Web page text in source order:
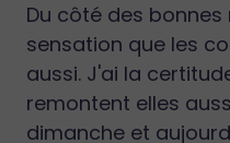
Du côté des bonnes
sensation que les
aussi. J'ai la
remontent elles
dimanche et